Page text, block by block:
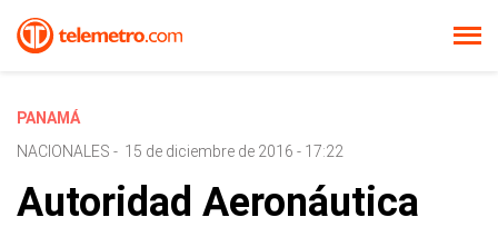
PANAMÁ
NACIONALES - 15 de diciembre de 2016 - 17:22
Autoridad Aeronáutica